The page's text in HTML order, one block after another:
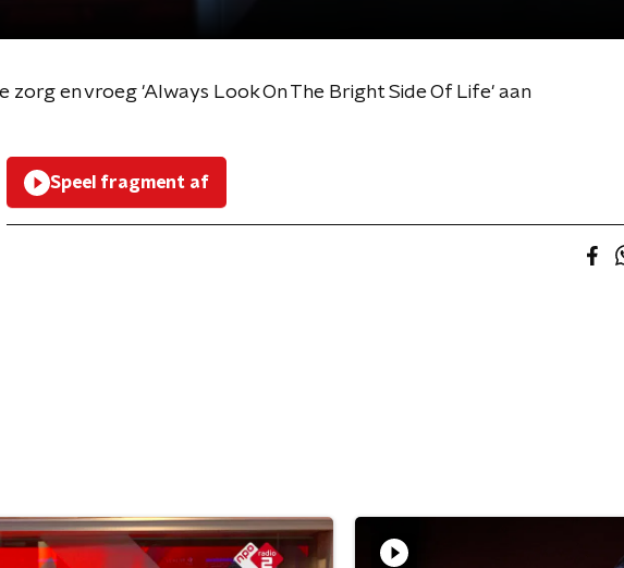
zorg en vroeg 'Always Look On The Bright Side Of Life' aan
Speel fragment af